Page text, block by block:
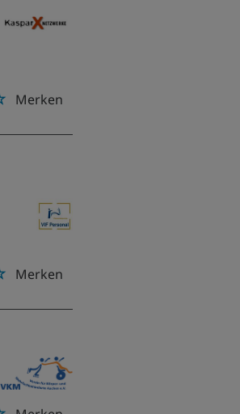
Merken
Merken